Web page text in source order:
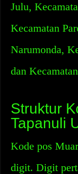
Julu,
Kecamatan
Narumonda,
dan
Struktur
Tapanuli
Kode pos
digit. Digit